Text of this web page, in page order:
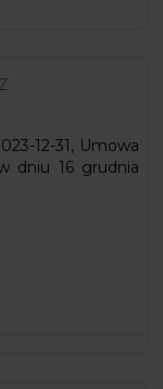
12-31, Umowa
dniu 16 grudnia